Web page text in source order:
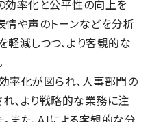
効率化と公平性の向上を
情や声のトーンなどを分析
軽減しつつ、より客観的な
率化が図られ、人事部門の
、より戦略的な業務に注